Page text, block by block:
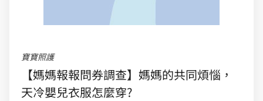
寶寶照護
【媽媽報報問券調查】媽媽的共同煩惱，
天冷嬰兒衣服怎麼穿?